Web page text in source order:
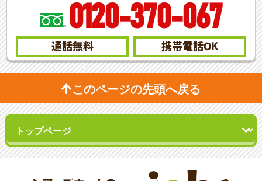
0120-370-067
通話無料 携帯電話OK
このページの先頭へ戻る